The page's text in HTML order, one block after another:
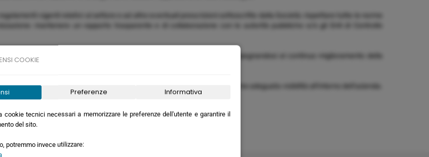
COOKIE
Preferenze Informativa
cookie tecnici necessari a memorizzare le preferenze dell'utente e garantire il
del sito.
potremmo invece utilizzare:
vigenti relativi al settore e ad altre eventuali prescrizioni sottoscritte dalla Società; rispettare tutte le norme
mantenere un rapporto trasparente e di collaborazione con le autorità pubbliche e/o gli Enti di Controllo
lavoratori, incluse le imprese terze che lavorano nei propri spazi, impegnandosi al continuo miglioramento della
relativi programmi di attuazione ed il Sistema di Gestione Aziendale e darne adeguata visibilità all'interno dell'azienda.